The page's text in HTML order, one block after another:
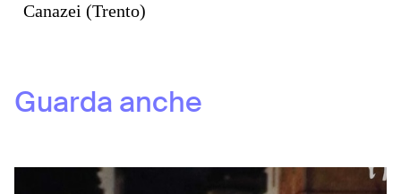
Canazei (Trento)
Guarda anche